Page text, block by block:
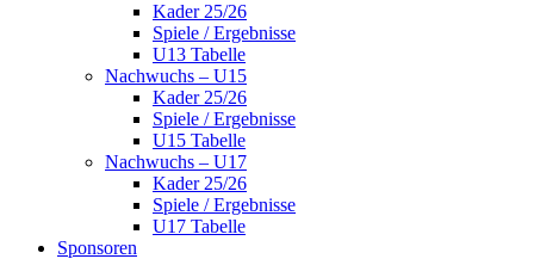
Kader 25/26
Spiele / Ergebnisse
U13 Tabelle
Nachwuchs – U15
Kader 25/26
Spiele / Ergebnisse
U15 Tabelle
Nachwuchs – U17
Kader 25/26
Spiele / Ergebnisse
U17 Tabelle
Sponsoren